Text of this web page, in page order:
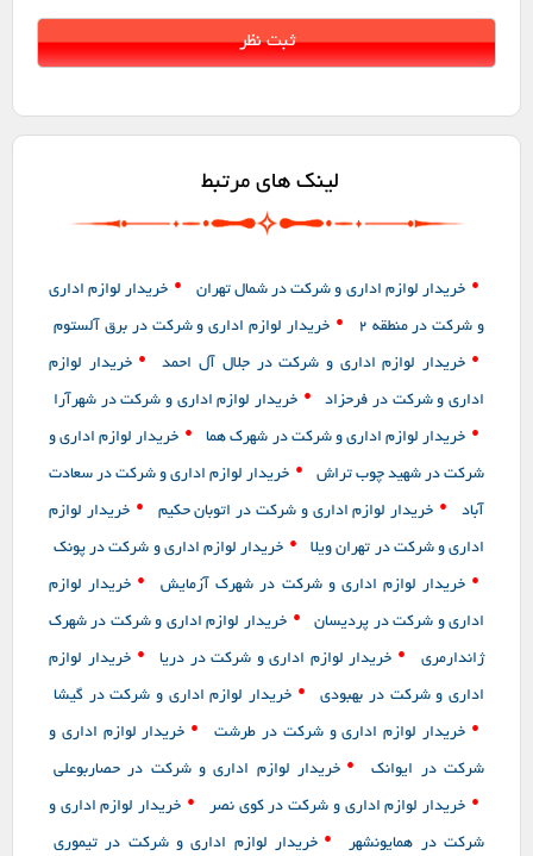
لینک های مرتبط
• خریدار لوازم اداری و شرکت در شمال تهران • خریدار لوازم اداری
و شرکت در منطقه 2 • خریدار لوازم اداری و شرکت در برق آلستوم
• خریدار لوازم اداری و شرکت در جلال آل احمد • خریدار لوازم
اداری و شرکت در فرحزاد • خریدار لوازم اداری و شرکت در شهرآرا
• خریدار لوازم اداری و شرکت در شهرک هما • خریدار لوازم اداری و
شرکت در شهید چوب تراش • خریدار لوازم اداری و شرکت در سعادت
آباد • خریدار لوازم اداری و شرکت در اتوبان حکیم • خریدار لوازم
اداری و شرکت در تهران ویلا • خریدار لوازم اداری و شرکت در پونک
• خریدار لوازم اداری و شرکت در شهرک آزمایش • خریدار لوازم
اداری و شرکت در پردیسان • خریدار لوازم اداری و شرکت در شهرک
ژاندارمری • خریدار لوازم اداری و شرکت در دریا • خریدار لوازم
اداری و شرکت در بهبودی • خریدار لوازم اداری و شرکت در گیشا
• خریدار لوازم اداری و شرکت در طرشت • خریدار لوازم اداری و
شرکت در ایوانک • خریدار لوازم اداری و شرکت در حصاربوعلی
• خریدار لوازم اداری و شرکت در کوی نصر • خریدار لوازم اداری و
شرکت در همایونشهر • خریدار لوازم اداری و شرکت در تیموری